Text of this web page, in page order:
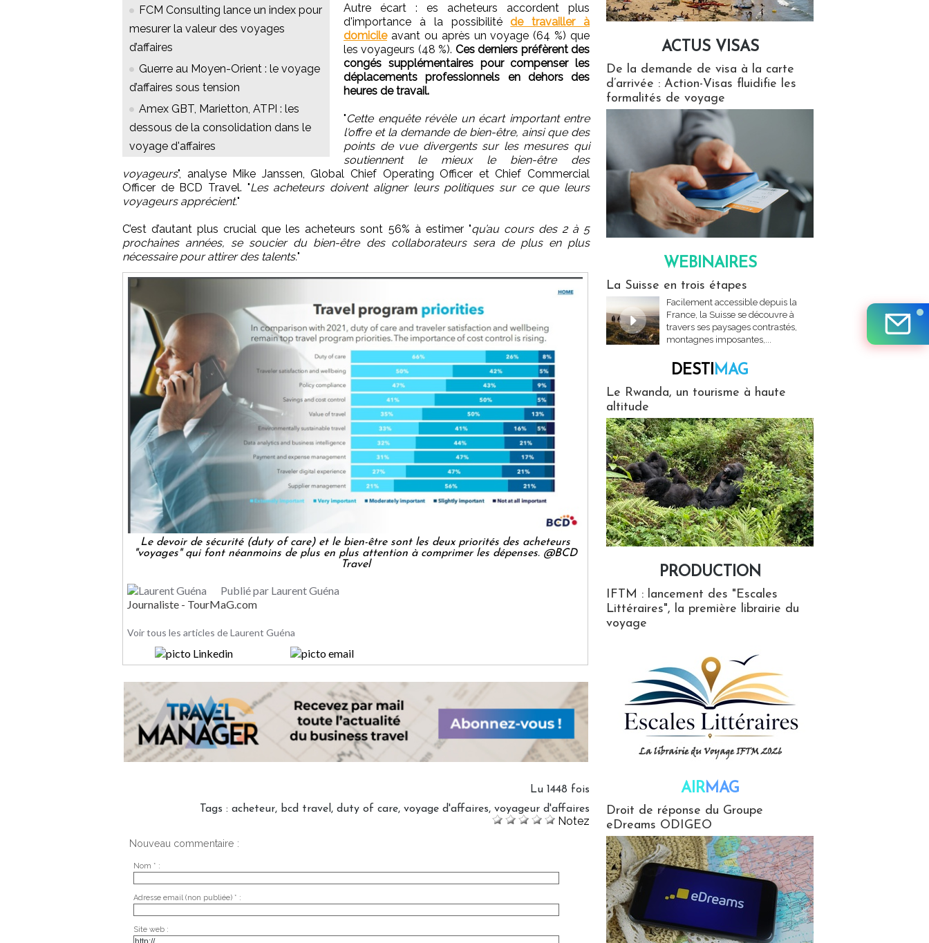
FCM Consulting lance un index pour
mesurer la valeur des voyages
d’affaires
Guerre au Moyen-Orient : le voyage
d’affaires sous tension
Amex GBT, Marietton, ATPI : les
dessous de la consolidation dans le
voyage d'affaires
Autre écart : es acheteurs accordent plus
d'importance à la possibilitéde travailler à
domicileavant ou après un voyage (64 %) que
les voyageurs (48 %). Ces derniers préfèrent des
congés supplémentaires pour compenser les
déplacements professionnels en dehors des
heures de travail.
"Cette enquête révèle un écart important entre
l'offre et la demande de bien-être, ainsi que des
points de vue divergents sur les mesures qui
soutiennent le mieux le bien-être des
voyageurs", analyse Mike Janssen, Global Chief Operating Officer et Chief Commercial
Officer de BCD Travel. "Les acheteurs doivent aligner leurs politiques sur ce que leurs
voyageurs apprécient."
C’est d’autant plus crucial que les acheteurs sont 56% à estimer "qu’au cours des 2 à 5
prochaines années, se soucier du bien-être des collaborateurs sera de plus en plus
nécessaire pour attirer des talents."
Le devoir de sécurité (duty of care) et le bien-être sont les deux priorités des acheteurs
"voyages" qui font néanmoins de plus en plus attention à comprimer les dépenses. @BCD
Travel
Publié par Laurent Guéna
Journaliste - TourMaG.com
Voir tous les articles de Laurent Guéna
Lu 1448 fois
Tags : acheteur, bcd travel , duty of care, voyage d'affaires, voyageur d'affaires
Notez
Nouveau commentaire :
Nom * :
Adresse email (non publiée) * :
Site web :
ACTUS VISAS
De la demande de visa à la carte
d’arrivée : Action-Visas fluidifie les
formalités de voyage
WEBINAIRES
La Suisse en trois étapes
Facilement accessible depuis la
France, la Suisse se découvre à
travers ses paysages contrastés,
montagnes imposantes,...
DESTIMAG
Le Rwanda, un tourisme à haute
altitude
PRODUCTION
IFTM : lancement des "Escales
Littéraires", la première librairie du
voyage
AIRMAG
Droit de réponse du Groupe
eDreams ODIGEO